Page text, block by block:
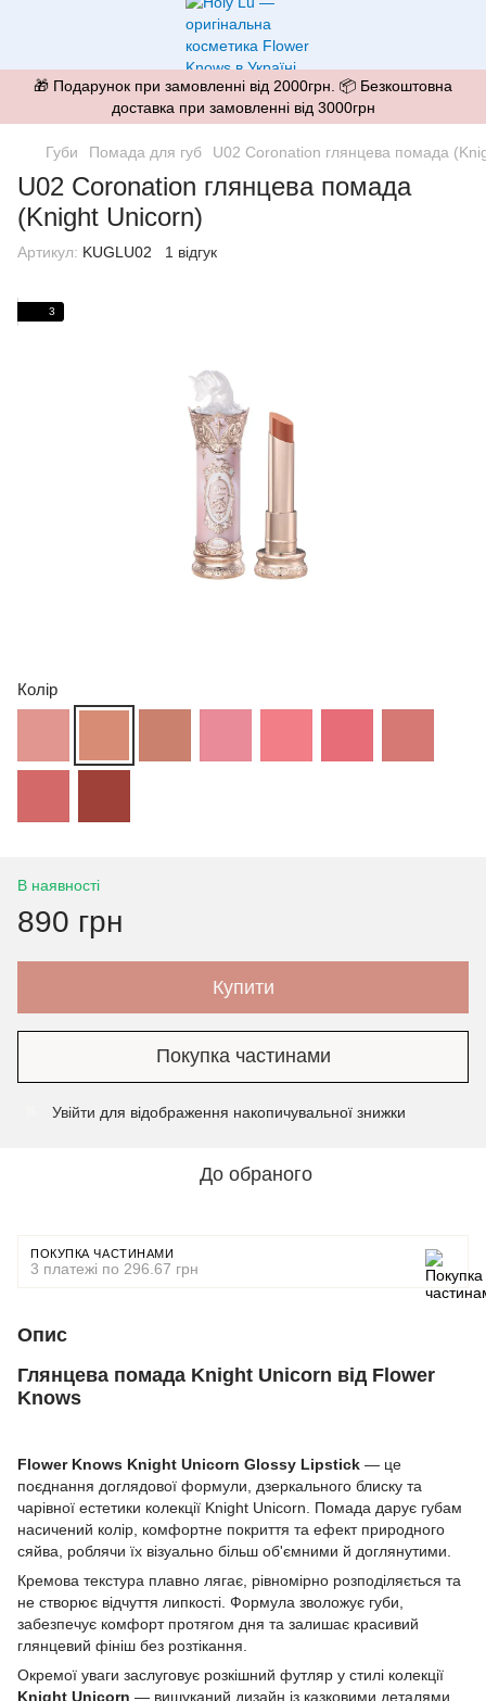
🎁 Подарунок при замовленні від 2000грн. 📦 Безкоштовна
доставка при замовленні від 3000грн
Губи Помада для губ U02 Coronation глянцева помада
U02 Coronation глянцева помада
(Knight Unicorn)
Артикул: KUGLU02 1 відгук
3
Колір
В наявності
890 грн
Купити
Покупка частинами
Увійти для відображення накопичувальної знижки
До обраного
ПОКУПКА ЧАСТИНАМИ
3 платежі по 296.67 грн
Опис
Глянцева помада Knight Unicorn від Flower
Knows
Flower Knows Knight Unicorn Glossy Lipstick — це
поєднання доглядової формули, дзеркального блиску та
чарівної естетики колекції Knight Unicorn. Помада дарує губам
насичений колір, комфортне покриття та ефект природного
сяйва, роблячи їх візуально більш об'ємними й доглянутими.
Кремова текстура плавно лягає, рівномірно розподіляється та
не створює відчуття липкості. Формула зволожує губи,
забезпечує комфорт протягом дня та залишає красивий
глянцевий фініш без розтікання.
Окремої уваги заслуговує розкішний футляр у стилі колекції
Knight Unicorn — вишуканий дизайн із казковими деталями